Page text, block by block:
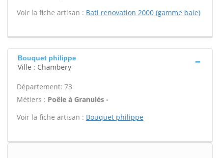
Voir la fiche artisan : Bati renovation 2000 (gamme baie)
Bouquet philippe
Ville : Chambery
Département: 73
Métiers : Poêle à Granulés -
Voir la fiche artisan : Bouquet philippe